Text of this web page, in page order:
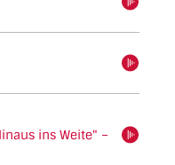
ins Weite" –
hören